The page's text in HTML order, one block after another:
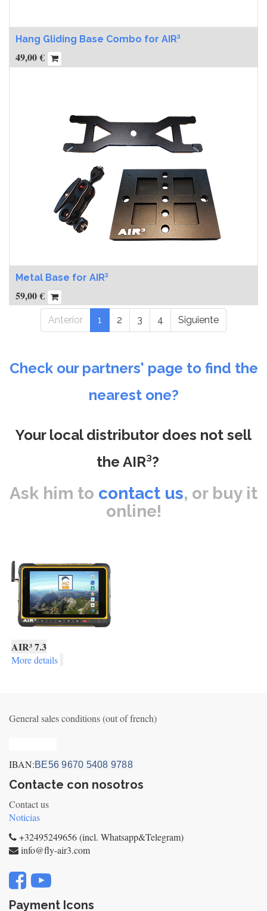
Hang Gliding Base Combo for AIR³
49,00€
Metal Base for AIR³
59,00€
Anterior 1 2 3 4 Siguiente
Check our partners' page to find the
nearest one?
Your local distributor does not sell
the AIR³?
Ask him to contact us, or buy it
online!
AIR³ 7.3
More details
General sales conditions (out of french)
IBAN:BE56 9670 5408 9788
Contacte con nosotros
Contact us
Noticias
+32495249656 (incl. Whatsapp&Telegram)
info@fly-air3.com
Payment Icons